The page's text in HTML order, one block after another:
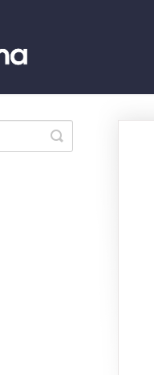
Toggle
Search